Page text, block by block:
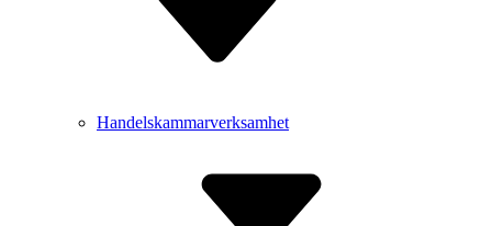
Handelskammarverksamhet